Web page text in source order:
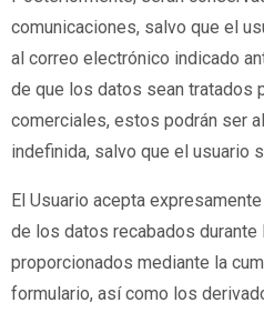
comunicaciones, salvo que el
al correo electrónico indicado
de que los datos sean tratados
comerciales, estos podrán ser
indefinida, salvo que el usuario
El Usuario acepta
de los datos recabados durante
proporcionados mediante la
formulario, así como los